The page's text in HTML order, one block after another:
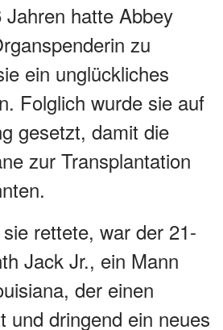
hatte Abbey
zu
ein unglückliches
Folglich wurde sie auf
gesetzt, damit die
zur Transplantation
rettete, war der 21-
Jack Jr., ein Mann
der einen
und dringend ein neues